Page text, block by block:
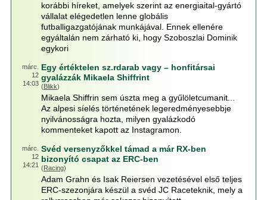
korábbi híreket, amelyek szerint az energiaital-gyártó
vállalat elégedetlen lenne globális
futballigazgatójának munkájával. Ennek ellenére
egyáltalán nem zárható ki, hogy Szoboszlai Dominik
egykori
márc.
12
14:03
Egy értéktelen sz.rdarab vagy – honfitársai
gyalázzák Mikaela Shiffrint
(Blikk)
Mikaela Shiffrin sem úszta meg a gyűlöletcumanit...
Az alpesi síelés történetének legeredményesebbje
nyilvánosságra hozta, milyen gyalázkodó
kommenteket kapott az Instagramon.
márc.
12
14:21
Svéd versenyzőkkel támad a már RX-ben
bizonyító csapat az ERC-ben
(Racing)
Adam Grahn és Isak Reiersen vezetésével első teljes
ERC-szezonjára készül a svéd JC Raceteknik, mely a